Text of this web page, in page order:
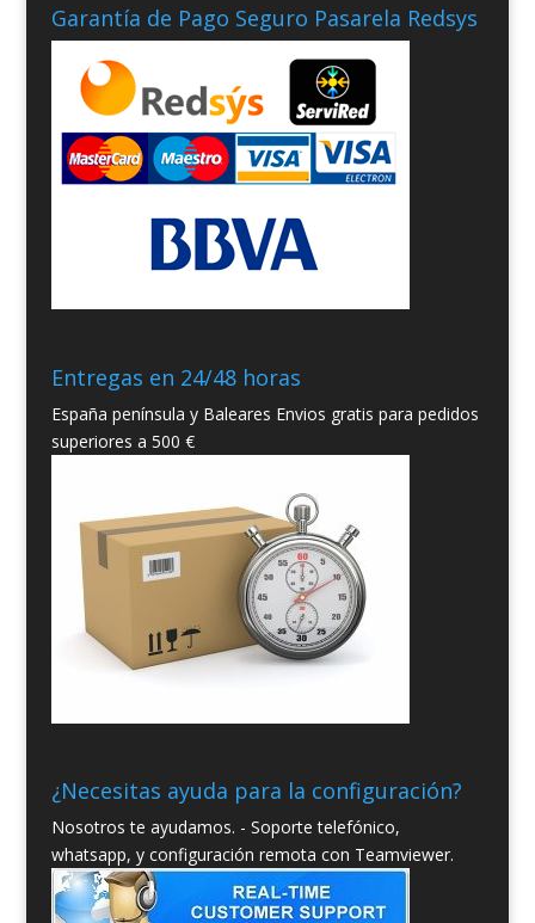
Garantía de Pago Seguro Pasarela Redsys
Entregas en 24/48 horas
España península y Baleares Envios gratis para pedidos
superiores a 500 €
¿Necesitas ayuda para la configuración?
Nosotros te ayudamos. - Soporte telefónico,
whatsapp, y configuración remota con Teamviewer.